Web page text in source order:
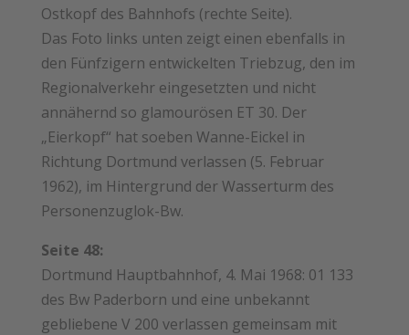
Ostkopf des Bahnhofs (rechte Seite).
Das Foto links unten zeigt einen ebenfalls in
den ­Fünf­­zigern entwickelten Triebzug, den im
Regionalverkehr eingesetzten und nicht
annähernd so glamourösen ET 30. Der
„Eierkopf“ hat soeben Wanne-Eickel in
Richtung Dortmund verlassen (5. Februar
1962), im Hintergrund der Wasserturm des
Personenzuglok-Bw.
Seite 48:
Dortmund Hauptbahnhof, 4. Mai 1968: 01 133
des Bw Paderborn und eine unbekannt
gebliebene V 200 verlassen gemeinsam mit